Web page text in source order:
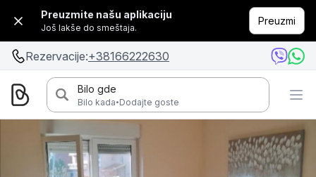
Preuzmite našu aplikaciju
Još lakše do smeštaja.
Preuzmi
Rezervacije:+38166222630
Bilo gde
Bilo kada·Dodajte goste